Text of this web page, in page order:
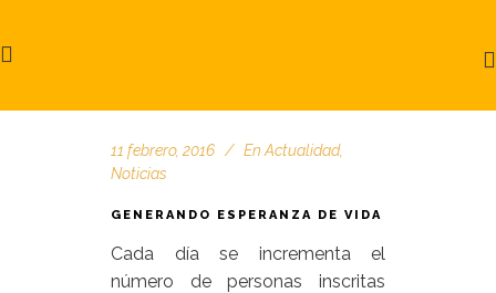
11 febrero, 2016 En Actualidad,
Noticias
GENERANDO ESPERANZA DE VIDA
Cada día se incrementa el
número de personas inscritas